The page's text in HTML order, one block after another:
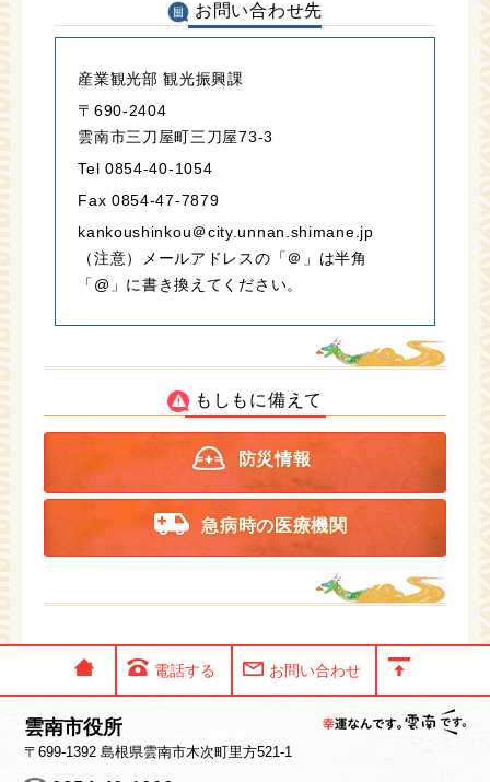
お問い合わせ先
産業観光部 観光振興課
〒690-2404
雲南市三刀屋町三刀屋73-3
Tel 0854-40-1054
Fax 0854-47-7879
kankoushinkou＠city.unnan.shimane.jp
（注意）メールアドレスの「＠」は半角
「@」に書き換えてください。
もしもに備えて
防災情報
急病時の医療機関
電話する お問い合わせ
雲南市役所
〒699-1392 島根県雲南市木次町里方521-1